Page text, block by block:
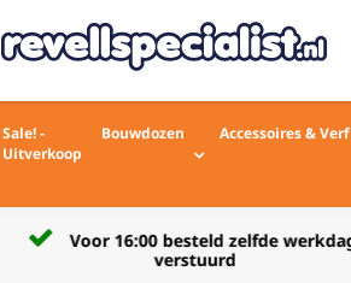
Sale! -
Uitverkoop
Bouwdozen Accessoires & Verf
Voor 16:00 besteld zelfde werkdag
verstuurd